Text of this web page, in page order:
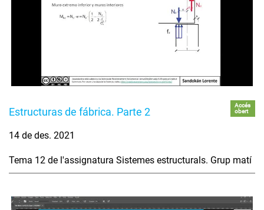
Estructuras de fábrica. Parte 2
Accés
obert
14 de des. 2021
Tema 12 de l'assignatura Sistemes estructurals. Grup matí